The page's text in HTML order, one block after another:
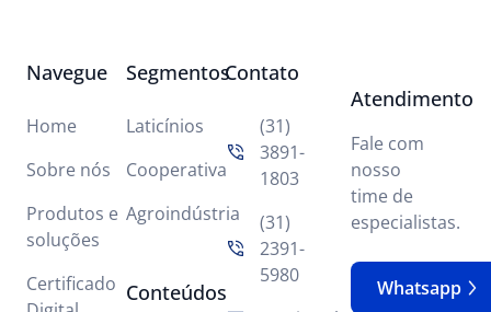
Navegue
Home
Sobre nós
Produtos e
soluções
Certificado
Segmentos
Laticínios
Cooperativa
Agroindústria
Conteúdos
Contato
(31)
3891-
1803
(31)
2391-
5980
Atendimento
Fale com
nosso
time de
especialistas.
Whatsapp